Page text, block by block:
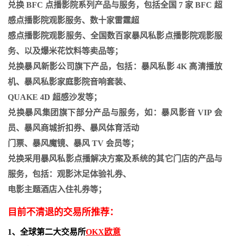
兑换 BFC 点播影院系列产品与服务，包括全国 7 家 BFC 超
感点播影院观影服务、数十家雷霆超
感点播影院观影服务、全国数百家暴风私影点播影院观影服
务、以及爆米花饮料等卖品等；
兑换暴风新影公司旗下产品，包括：暴风私影 4K 高清播放
机、暴风私影家庭影院音响套装、
QUAKE 4D 超感沙发等；
兑换暴风集团旗下部分产品与服务，如：暴风影音 VIP 会
员、暴风商城折扣券、暴风体育活动
门票、暴风魔镜、暴风 TV 会员等；
兑换采用暴风私影点播解决方案及系统的其它门店的产品与
服务，包括：观影沐足体验礼券、
电影主题酒店入住礼券等；
目前不清退的交易所推荐：
1、全球第二大交易所OKX欧意